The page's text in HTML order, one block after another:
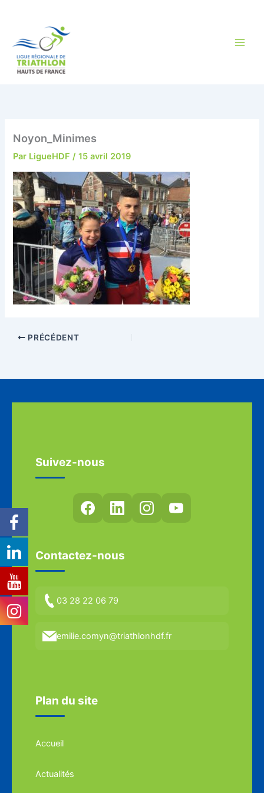
Noyon_Minimes
Par LigueHDF/15 avril 2019
PRÉCÉDENT
Suivez-nous
Contactez-nous
03 28 22 06 79
emilie.comyn@triathlonhdf.fr
Plan du site
Accueil
Actualités